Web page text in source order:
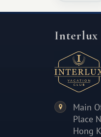
Interlux
Main
Place
Hong